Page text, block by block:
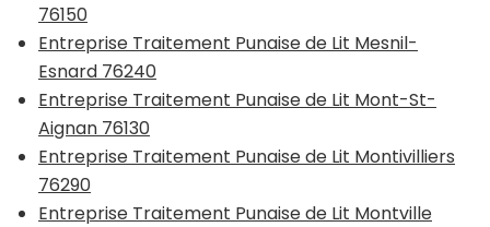
76150
Entreprise Traitement Punaise de Lit Mesnil-
Esnard 76240
Entreprise Traitement Punaise de Lit Mont-St-
Aignan 76130
Entreprise Traitement Punaise de Lit Montivilliers
76290
Entreprise Traitement Punaise de Lit Montville